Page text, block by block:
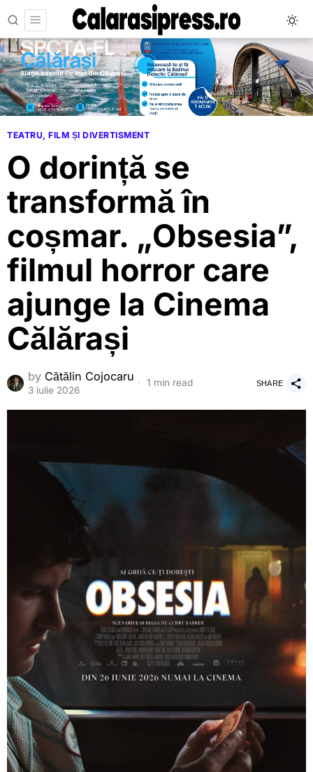
TEATRU, FILM ȘI DIVERTISMENT
O dorință se
transformă în
coșmar. „Obsesia”,
filmul horror care
ajunge la Cinema
Călărași
by Cătălin Cojocaru
3 iulie 2026
1 min read SHARE